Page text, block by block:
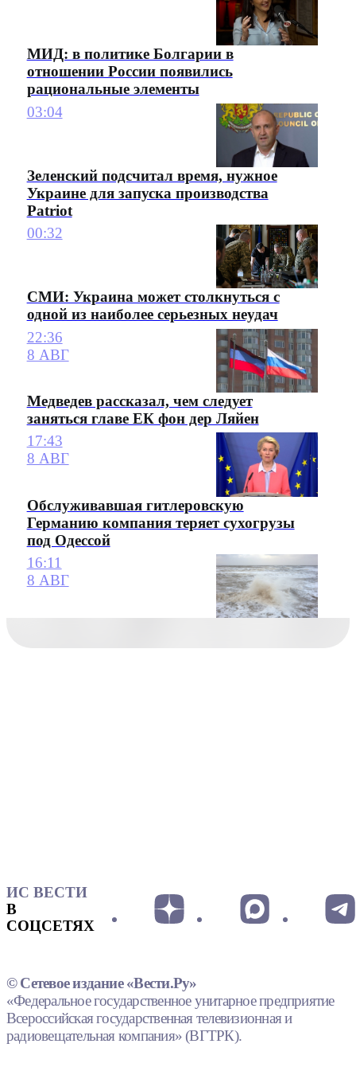
МИД: в политике Болгарии в
отношении России появились
рациональные элементы
03:04
Зеленский подсчитал время, нужное
Украине для запуска производства
Patriot
00:32
СМИ: Украина может столкнуться с
одной из наиболее серьезных неудач
22:36
8 АВГ
Медведев рассказал, чем следует
заняться главе ЕК фон дер Ляйен
17:43
8 АВГ
Обслуживавшая гитлеровскую
Германию компания теряет сухогрузы
под Одессой
16:11
8 АВГ
ИС ВЕСТИ
В
СОЦСЕТЯХ
© Сетевое издание «Вести.Ру»
«Федеральное государственное унитарное предприятие
Всероссийская государственная телевизионная и
радиовещательная компания» (ВГТРК).